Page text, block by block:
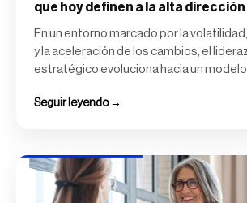
que hoy definen a la alta
En un entorno marcado por la
y la aceleración de los cambios, el
estratégico evoluciona hacia un
Seguir leyendo →